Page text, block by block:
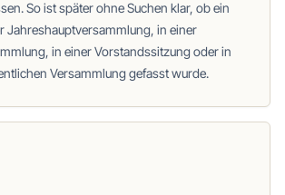
So ist später ohne Suchen klar, ob ein
Jahreshauptversammlung, in einer
in einer Vorstandssitzung oder in
Versammlung gefasst wurde.